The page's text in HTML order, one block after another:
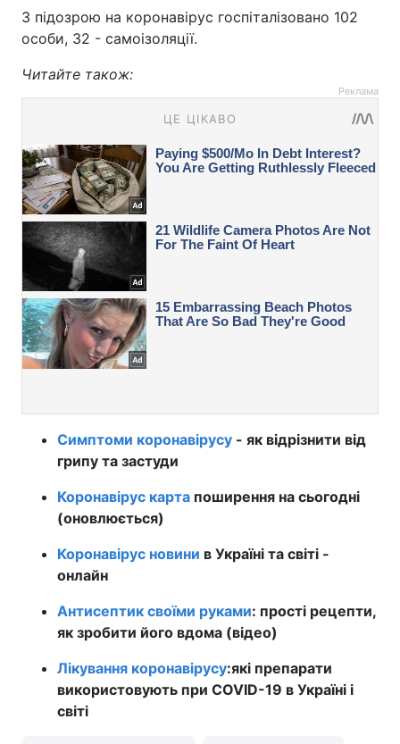
З підозрою на коронавірус госпіталізовано 102
особи, 32 - самоізоляції.
Читайте також:
Реклама
Симптоми коронавірусу - як відрізнити від
грипу та застуди
Коронавірус карта поширення на сьогодні
(оновлюється)
Коронавірус новини в Україні та світі -
онлайн
Антисептик своїми руками: прості рецепти,
як зробити його вдома (відео)
Лікування коронавірусу:які препарати
використовують при COVID-19 в Україні і
світі